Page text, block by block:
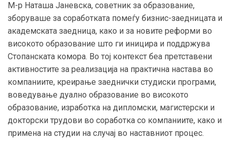
М-р Наташа Јаневска, советник за образование,
зборуваше за соработката помеѓу бизнис-заедницата и
академската заедница, како и за новите реформи во
високото образование што ги иницира и поддржува
Стопанската комора. Во тој контекст беа претставени
активностите за реализација на практична настава во
компаниите, креирање заеднички студиски програми,
воведување дуално образование во високото
образование, изработка на дипломски, магистерски и
докторски трудови во соработка со компаниите, како и
примена на студии на случај во наставниот процес.